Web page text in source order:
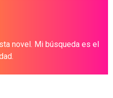
novel. Mi búsqueda es el